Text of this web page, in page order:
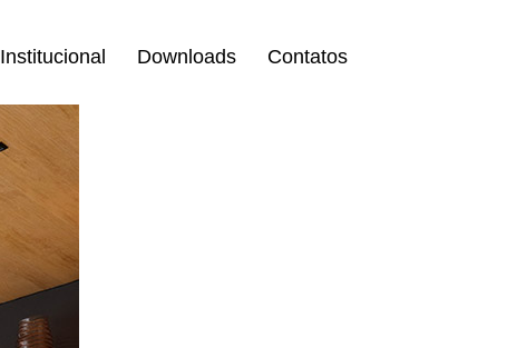
Institucional Downloads Contatos